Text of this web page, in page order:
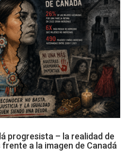
progresista – la realidad de
a la imagen de Canadá